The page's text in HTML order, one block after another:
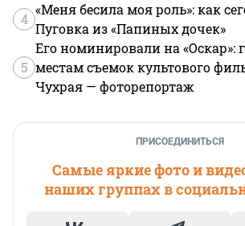
4
«Меня бесила моя роль»: как
Пуговка из «Папиных дочек»
5
Его номинировали на «Оскар»:
местам съемок культового
Чухрая — фоторепортаж
ПРИСОЕДИНИТЬСЯ
Самые яркие фото и
наших группах в